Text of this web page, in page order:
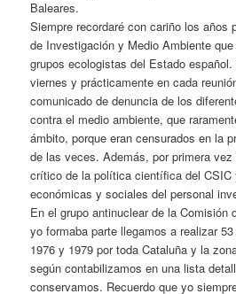
Baleares.
Siempre recordaré con cariño los años
de Investigación y Medio Ambiente
grupos ecologistas del Estado
viernes y prácticamente en cada
comunicado de denuncia de los
contra el medio ambiente, que
ámbito, porque eran censurados en la
de las veces. Además, por primera
crítico de la política científica del CSIC
económicas y sociales del personal
En el grupo antinuclear de la Comisión
yo formaba parte llegamos a realizar
1976 y 1979 por toda Cataluña y la
según contabilizamos en una lista
conservamos. Recuerdo que yo